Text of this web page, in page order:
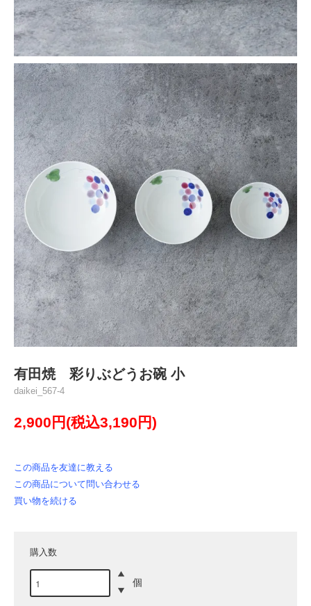
有田焼 彩りぶどうお碗 小
daikei_567-4
2,900円(税込3,190円)
この商品を友達に教える
この商品について問い合わせる
買い物を続ける
購入数
個